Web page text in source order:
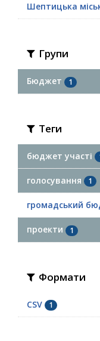
Шептицька
Групи
Бюджет 1
Теги
бюджет участі
голосування 1
громадський
проекти 1
Формати
CSV 1